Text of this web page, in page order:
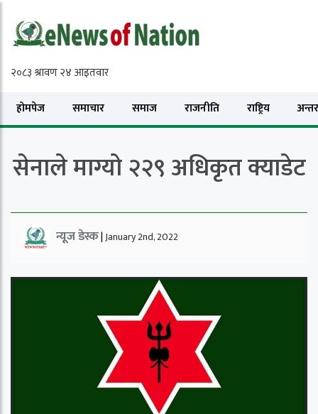
होमपेज समाचार समाज राजनीति राष्ट्रिय
सेनाले माग्यो २२९ अधिकृत क्याडेट
न्यूज डेस्क|January 2nd, 2022